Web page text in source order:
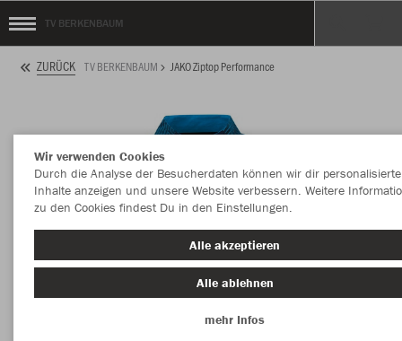
TV BERKENBAUM
ZURÜCK TV BERKENBAUM JAKO Ziptop Performance
Wir verwenden Cookies
Durch die Analyse der Besucherdaten können wir dir personalisierte
Inhalte anzeigen und unsere Website verbessern. Weitere
zu den Cookies findest Du in den Einstellungen.
Alle akzeptieren
Alle ablehnen
mehr Infos